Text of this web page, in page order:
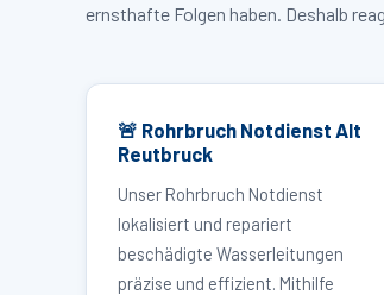
ernsthafte Folgen haben. Deshalb
🚨 Rohrbruch Notdienst Alt
Reutbruck
Unser Rohrbruch Notdienst
lokalisiert und repariert
beschädigte Wasserleitungen
präzise und effizient. Mithilfe